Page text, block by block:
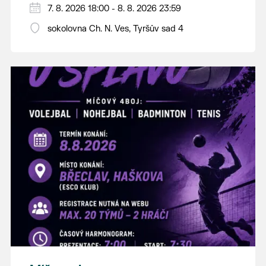
PÁTEK 7. srpna
18:00 - ruční stavění máje
14:00 - krojový průvod pro stárky od
hostince “U Buvola”
16:00 - odpolední zábava na sokolovně
21:00 - večerní zábava
K tanci a poslechu bude hrát DH
Lanžhotčané.
Těšíme se na Vás!
7. 8. 2026 18:00 - 8. 8. 2026 23:59
sokolovna Ch. N. Ves, Tyršův sad 4